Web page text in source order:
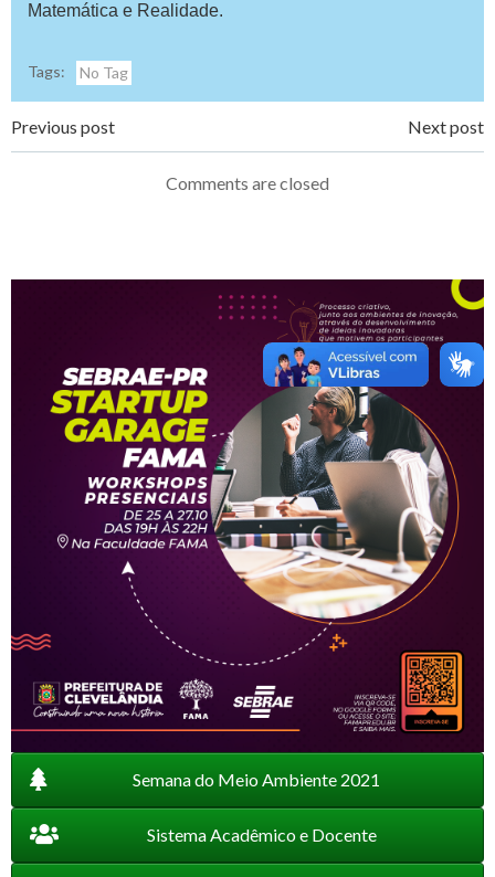
Matemática e Realidade.
Tags: No Tag
Navegação
Previous post
Navegação
de
Next post
Comments are closed
Semana do Meio Ambiente 2021
Sistema Acadêmico e Docente